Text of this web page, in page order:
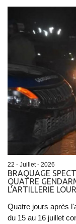
22 - Juillet - 2026
BRAQUAGE
QUATRE
L'ARTILLERIE
Quatre jours après
du 15 au 16 juillet